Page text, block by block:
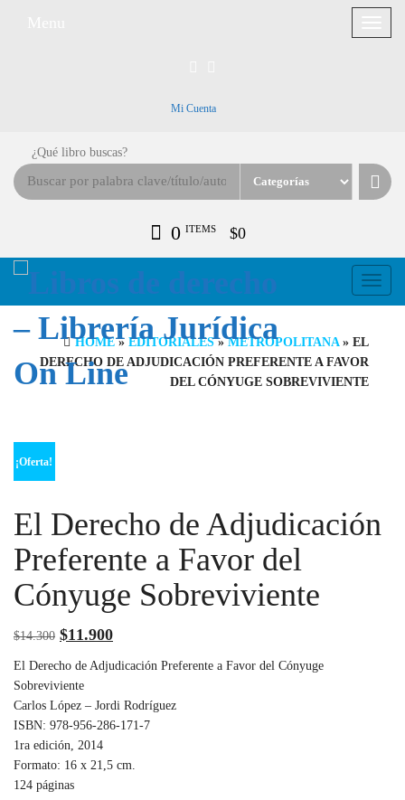
Mi Cuenta
¿Qué libro buscas?
0 ITEMS $0
Toggle
HOME» EDITORIALES»METROPOLITANA» EL
DERECHO DE ADJUDICACIÓN PREFERENTE A FAVOR
DEL CÓNYUGE SOBREVIVIENTE
¡Oferta!
El Derecho de Adjudicación
Preferente a Favor del
Cónyuge Sobreviviente
$14.300 El
precio
original
era:
$14.300.
$11.900El
precio
es:
$11.900.
El Derecho de Adjudicación Preferente a Favor del Cónyuge
Sobreviviente
Carlos López – Jordi Rodríguez
ISBN: 978-956-286-171-7
1ra edición, 2014
Formato: 16 x 21,5 cm.
124 páginas